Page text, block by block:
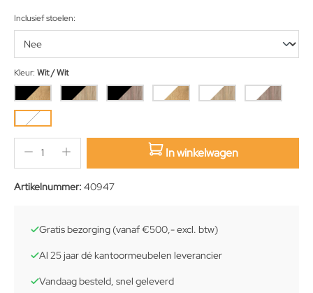
Inclusief stoelen:
Kleur: Wit / Wit
sition.qty.decrementsition.qty.increment In winkelwagen
Artikelnummer: 40947
Gratis bezorging (vanaf €500,- excl. btw)
Al 25 jaar dé kantoormeubelen leverancier
Vandaag besteld, snel geleverd